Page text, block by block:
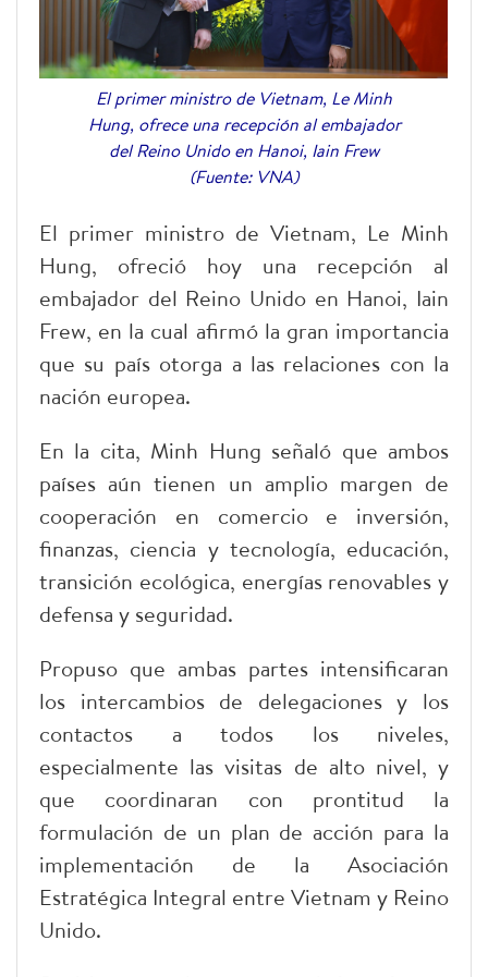
El primer ministro de Vietnam, Le Minh
Hung, ofrece una recepción al embajador
del Reino Unido en Hanoi, Iain Frew
(Fuente: VNA)
El primer ministro de Vietnam, Le Minh
Hung, ofreció hoy una recepción al
embajador del Reino Unido en Hanoi, Iain
Frew, en la cual afirmó la gran importancia
que su país otorga a las relaciones con la
nación europea.
En la cita, Minh Hung señaló que ambos
países aún tienen un amplio margen de
cooperación en comercio e inversión,
finanzas, ciencia y tecnología, educación,
transición ecológica, energías renovables y
defensa y seguridad.
​Propuso que ambas partes intensificaran
los intercambios de delegaciones y los
contactos a todos los niveles,
especialmente las visitas de alto nivel, y
que coordinaran con prontitud la
formulación de un plan de acción para la
implementación de la Asociación
Estratégica Integral entre Vietnam y Reino
Unido.